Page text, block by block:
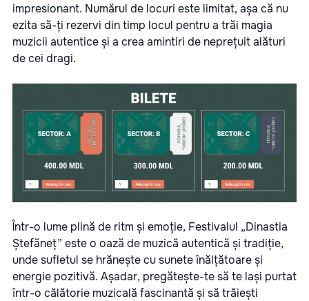
impresionant. Numărul de locuri este limitat, așa că nu
ezita să-ți rezervi din timp locul pentru a trăi magia
muzicii autentice și a crea amintiri de neprețuit alături
de cei dragi.
Într-o lume plină de ritm și emoție, Festivalul „Dinastia
Ștefăneț” este o oază de muzică autentică și tradiție,
unde sufletul se hrănește cu sunete înălțătoare și
energie pozitivă. Așadar, pregătește-te să te lași purtat
într-o călătorie muzicală fascinantă și să trăiești